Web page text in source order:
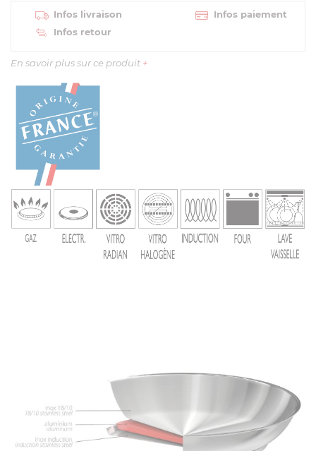
Infos livraison
Infos paiement
Infos retour
En savoir plus sur ce produit +